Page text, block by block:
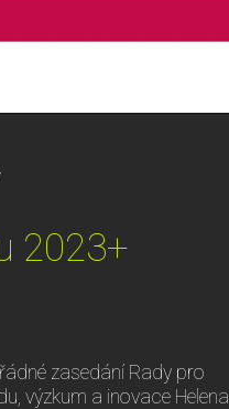
2023+
zasedání Rady pro
výzkum a inovace Helena